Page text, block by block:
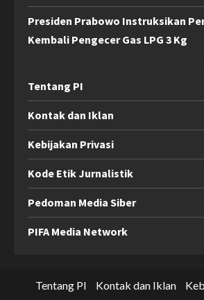
Presiden Prabowo Instruksikan
Kembali Pengecer Gas LPG 3 Kg
Tentang PI
Kontak dan Iklan
Kebijakan Privasi
Kode Etik Jurnalistik
Pedoman Media Siber
PIFA Media Network
Tentang PI Kontak dan Iklan